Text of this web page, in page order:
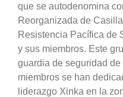
que se autodenomina
Reorganizada de
Resistencia Pacífica de
y sus miembros. Este
guardia de seguridad
miembros se han
liderazgo Xinka en la